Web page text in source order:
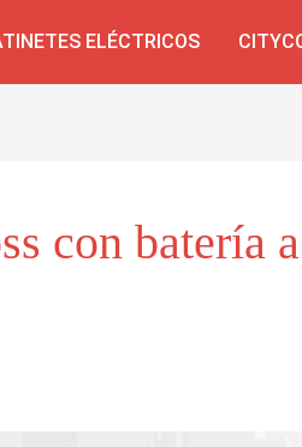
ELÉCTRICOS
con batería